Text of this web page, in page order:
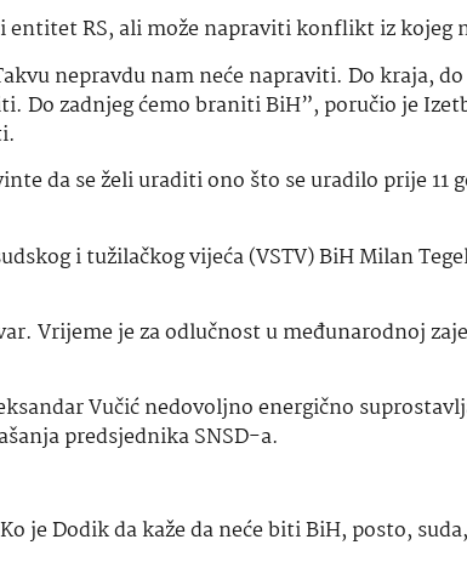
RS, ali može napraviti konflikt iz kojeg
nepravdu nam neće napraviti. Do kraja, do
Do zadnjeg ćemo braniti BiH”, poručio je
da se želi uraditi ono što se uradilo prije 11
i tužilačkog vijeća (VSTV) BiH Milan
Vrijeme je za odlučnost u međunarodnoj
Vučić nedovoljno energično
predsjednika SNSD-a.
je Dodik da kaže da neće biti BiH, posto, suda,